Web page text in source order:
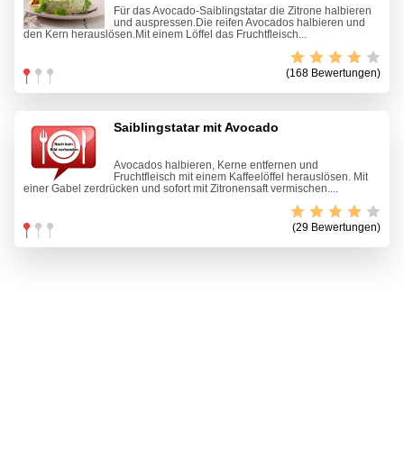
Für das Avocado-Saiblingstatar die Zitrone halbieren
und auspressen.Die reifen Avocados halbieren und
den Kern herauslösen.Mit einem Löffel das Fruchtfleisch...
(168 Bewertungen)
Saiblingstatar mit Avocado
Avocados halbieren, Kerne entfernen und
Fruchtfleisch mit einem Kaffeelöffel herauslösen. Mit
einer Gabel zerdrücken und sofort mit Zitronensaft vermischen....
(29 Bewertungen)